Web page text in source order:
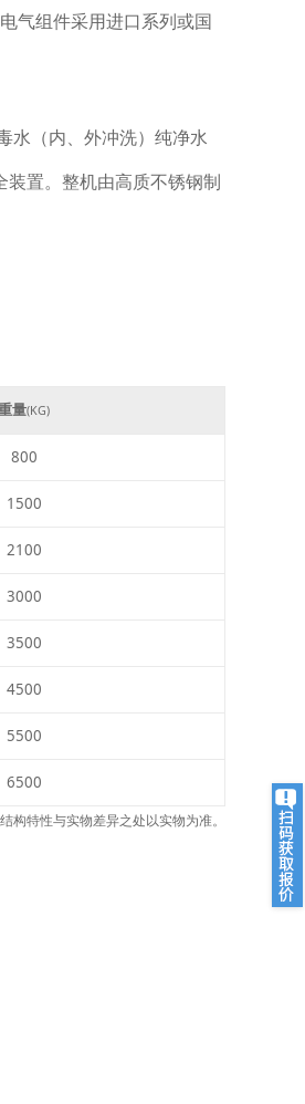
气组件采用进口系列或国
水（内、外冲洗）纯净水
装置。整机由高质不锈钢制
量(KG)
800
1500
2100
3000
3500
4500
5500
6500
构特性与实物差异之处以实物为准。